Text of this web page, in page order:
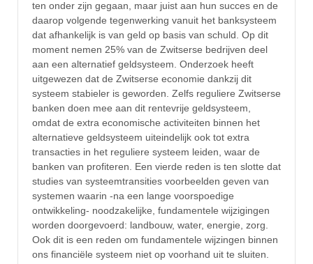
ten onder zijn gegaan, maar juist aan hun succes en de
daarop volgende tegenwerking vanuit het banksysteem
dat afhankelijk is van geld op basis van schuld. Op dit
moment nemen 25% van de Zwitserse bedrijven deel
aan een alternatief geldsysteem. Onderzoek heeft
uitgewezen dat de Zwitserse economie dankzij dit
systeem stabieler is geworden. Zelfs reguliere Zwitserse
banken doen mee aan dit rentevrije geldsysteem,
omdat de extra economische activiteiten binnen het
alternatieve geldsysteem uiteindelijk ook tot extra
transacties in het reguliere systeem leiden, waar de
banken van profiteren. Een vierde reden is ten slotte dat
studies van systeemtransities voorbeelden geven van
systemen waarin -na een lange voorspoedige
ontwikkeling- noodzakelijke, fundamentele wijzigingen
worden doorgevoerd: landbouw, water, energie, zorg.
Ook dit is een reden om fundamentele wijzingen binnen
ons financiële systeem niet op voorhand uit te sluiten.